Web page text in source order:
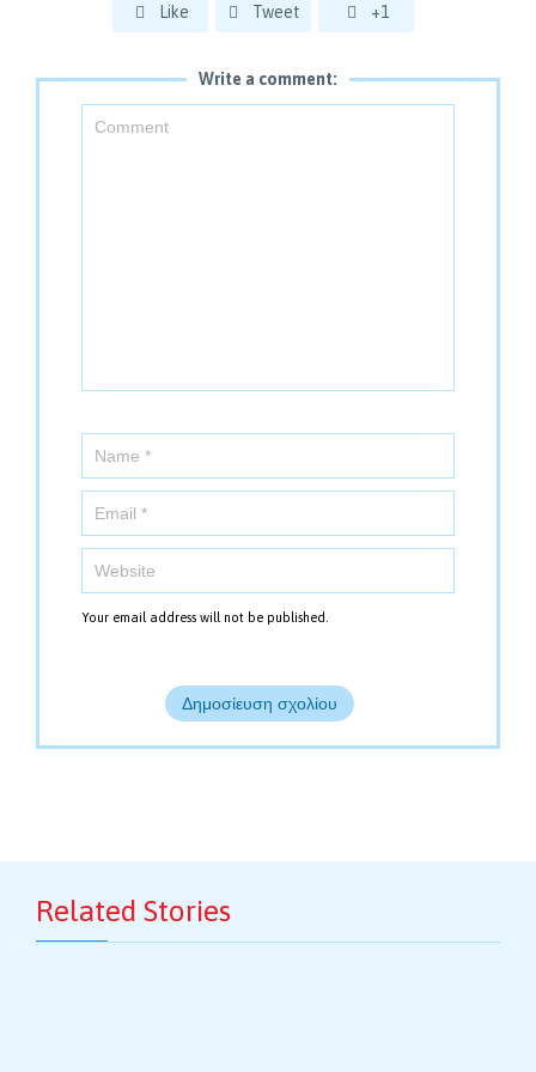
 Like  Tweet  +1
Write a comment:
Your email address will not be published.
Related Stories